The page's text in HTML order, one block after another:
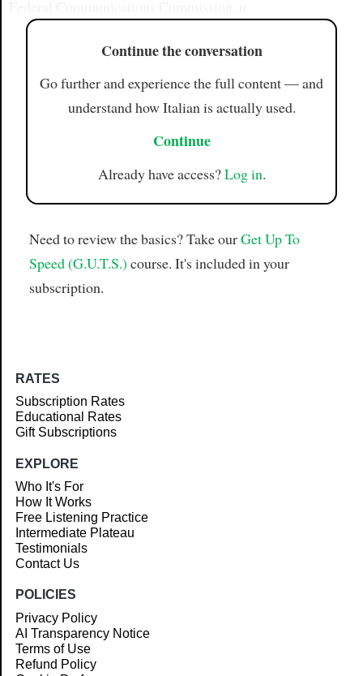
Continue the conversation
Go further and experience the full content — and
understand how Italian is actually used.
Continue
Already have access?Log in.
Need to review the basics? Take ourGet Up To
Speed (G.U.T.S.) course. It's included in your
subscription.
RATES
Subscription Rates
Educational Rates
Gift Subscriptions
EXPLORE
Who It's For
How It Works
Free Listening Practice
Intermediate Plateau
Testimonials
Contact Us
POLICIES
Privacy Policy
AI Transparency Notice
Terms of Use
Refund Policy